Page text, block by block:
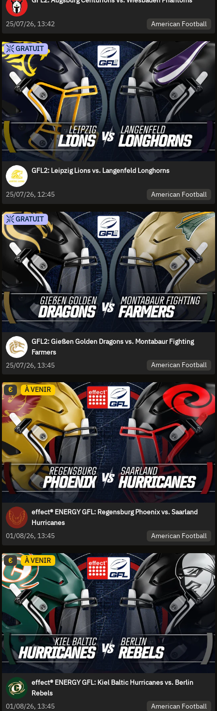
25/07/26, 13:42 American Football
GRATUIT
GFL2: Leipzig Lions vs. Langenfeld Longhorns
25/07/26, 12:45 American Football
GRATUIT
GFL2: Gießen Golden Dragons vs. Montabaur Fighting
Farmers
25/07/26, 13:45
American Football
€ À VENIR
effect® ENERGY GFL: Regensburg Phoenix vs. Saarland
Hurricanes
01/08/26, 13:45
American Football
€ À VENIR
effect® ENERGY GFL: Kiel Baltic Hurricanes vs. Berlin
Rebels
01/08/26, 13:45
American Football